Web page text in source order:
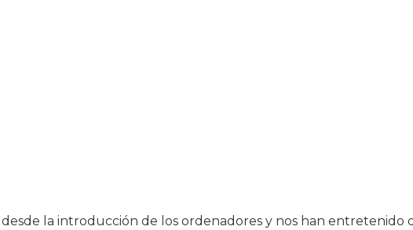
la introducción de los ordenadores y nos han entretenido